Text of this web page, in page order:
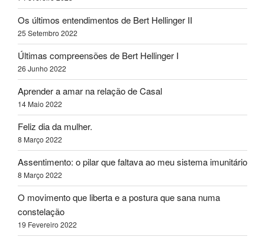
Os últimos entendimentos de Bert Hellinger II
25 Setembro 2022
Últimas compreensões de Bert Hellinger I
26 Junho 2022
Aprender a amar na relação de Casal
14 Maio 2022
Feliz dia da mulher.
8 Março 2022
Assentimento: o pilar que faltava ao meu sistema imunitário
8 Março 2022
O movimento que liberta e a postura que sana numa
constelação
19 Fevereiro 2022